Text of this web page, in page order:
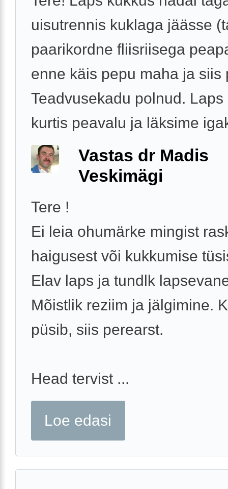
uisutrennis kuklaga jäässe
paarikordne fliisriisega
enne käis pepu maha ja siis
Teadvusekadu polnud. Laps
kurtis peavalu ja läksime
Vastas dr Madis
Veskimägi
Tere !
Ei leia ohumärke mingist
haigusest või kukkumise
Elav laps ja tundlk
Mõistlik reziim ja jälgimine.
püsib, siis perearst.
Head tervist ...
Loe edasi